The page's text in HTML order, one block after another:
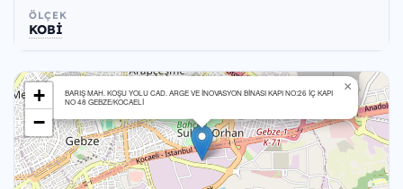
ÖLÇEK
KOBİ
BARIŞ MAH. KOŞU YOLU CAD. ARGE VE İNOVASYON BİNASI KAPI NO:26 İÇ KAPI
NO 48 GEBZE/KOCAELİ
×
+
−